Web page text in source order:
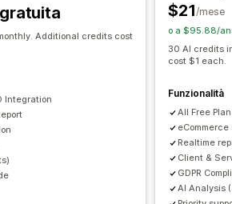
Monitoraggio dei pixel
Additional credits cost
Integration
$21/mese
o a $95.88/
30 AI credits
cost $1 each.
Funzionalità
All Free
eCommerce
Realtime
Client &
GDPR
AI Analysis